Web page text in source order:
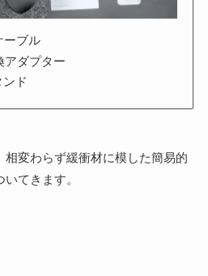
ーブル
ダプター
ド
変わらず緩衝材に模した簡易的
てきます。